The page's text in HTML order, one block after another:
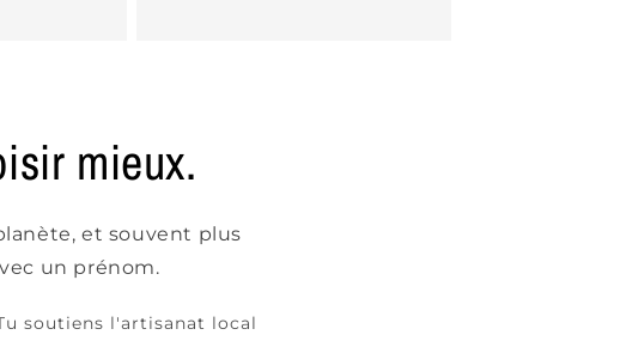
mieux.
et souvent plus
un prénom.
soutiens l'artisanat local